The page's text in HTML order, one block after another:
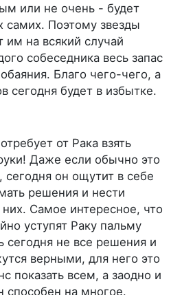
или не очень - будет
самих. Поэтому звезды
им на всякий случай
собеседника весь запас
Благо чего-чего, а
сегодня будет в избытке.
от Рака взять
Даже если обычно это
сегодня он ощутит в себе
решения и нести
них. Самое интересное, что
уступят Раку пальму
сегодня не все решения и
верными, для него это
показать всем, а заодно и
способен на многое.